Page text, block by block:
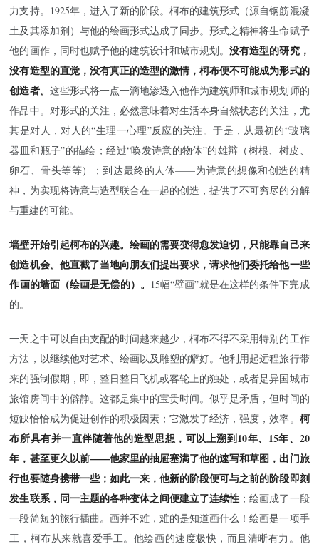
力支持。1925年，进入了新的阶段。柯布的建筑形式（源自钢筋混凝
土及其添加剂）与他的绘画形式达成了同步。形式之精神将生命赋予
他的画作，同时也赋予他的建筑设计和城市规划。没有造型的研究，
没有造型的直觉，没有真正的造型的激情，柯布便不可能成为形式的
创造者。 这些形式将一点一滴地渗透入他作为建筑师和城市规划师的
作品中。对形式的关注，必然意味着对生活本身自然状态的关注，尤
其是对人，对人的“生理一心理”反应的关注。于是，从最初的“玻璃
器皿和瓶子”的描绘；经过“唤发诗意的物体”的雄辩（树根、树皮、
卵石、骨头等等）；到达最终的人体——为诗意的想像和创造的精
神，为实现将诗意与造型联合在一起的创造，提供了不可穷尽的分解
与重建的可能。
墙壁开始引起柯布的兴趣。绘画的需要变得愈发迫切，只能靠自己来
创造机会。他直截了当地向朋友们提出要求，请求他们委托给他一些
作画的墙面（绘画是无偿的）。 15幅“壁画”就是在这样的条件下完成
的。
一天之中可以自由支配的时间越来越少，柯布不得不采用特别的工作
方法，以继续他对艺术、绘画以及雕塑的癖好。他利用起远程旅行带
来的强制假期，即，整日整日飞机或客轮上的独处，或者是异国城市
旅馆房间中的僻静。这都是集中的宝贵时间。似乎是矛盾，但时间的
短缺恰恰成为促进创作的积极因素；它激发了经济，强度，效率。 柯
布所具有并一直伴随着他的造型思想，可以上溯到10年、15年、20
年，甚至更久以前——他家里的抽屉塞满了他的速写和草图，出门旅
行也要随身携带一些；如此一来，他新的阶段便可与之前的阶段即刻
发生联系，同一主题的各种变体之间便建立了连续性 ；绘画成了一段
一段简短的旅行插曲。画并不难，难的是知道画什么！绘画是一项手
工，柯布从来就喜爱手工。他绘画的速度极快，而且清晰有力。他